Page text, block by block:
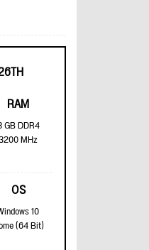
RAM
GB DDR4
MHz
OS
10
(64 Bit)